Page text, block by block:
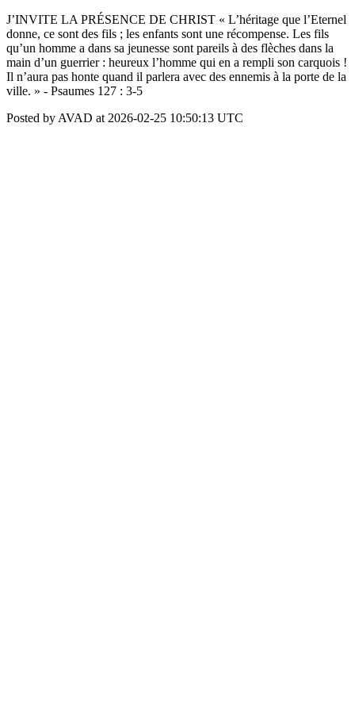
J’INVITE LA PRÉSENCE DE CHRIST « L’héritage que l’Eternel
donne, ce sont des fils ; les enfants sont une récompense. Les fils
qu’un homme a dans sa jeunesse sont pareils à des flèches dans la
main d’un guerrier : heureux l’homme qui en a rempli son carquois !
Il n’aura pas honte quand il parlera avec des ennemis à la porte de la
ville. » - Psaumes 127 : 3-5
Posted by AVAD at 2026-02-25 10:50:13 UTC